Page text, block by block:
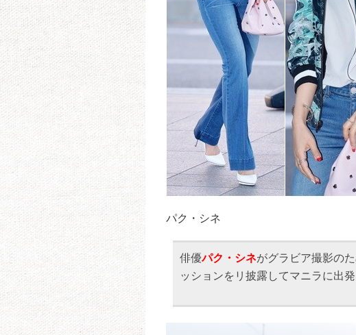
パク・シネ
俳優パク・シネがグラビア撮影の
ッションをリ披露してマニラに出発